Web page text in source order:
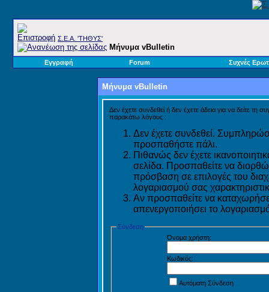
Σ.E.A. 'ΤΗΘΥΣ'
Μήνυμα vBulletin
Εγγραφή Forum Συχνές
Μήνυμα vBulletin
Δεν έχετε συνδεθεί ή δεν έχετε άδεια για να δείτε τη
παρακάτω λόγους :
Δεν έχετε συνδεθεί.
προσπαθήστε πάλι.
Πιθανώς δεν έχετε
σελίδα. Προσπαθείτε να
πρόσβαση σε επιλογές του
λογαριασμού σας
Αν προσπαθείτε να
απενεργοποιήσει το
Σύνδεση
Όνομα χρήστη:
Κωδικός:
Αυτόματη Σύνδεση